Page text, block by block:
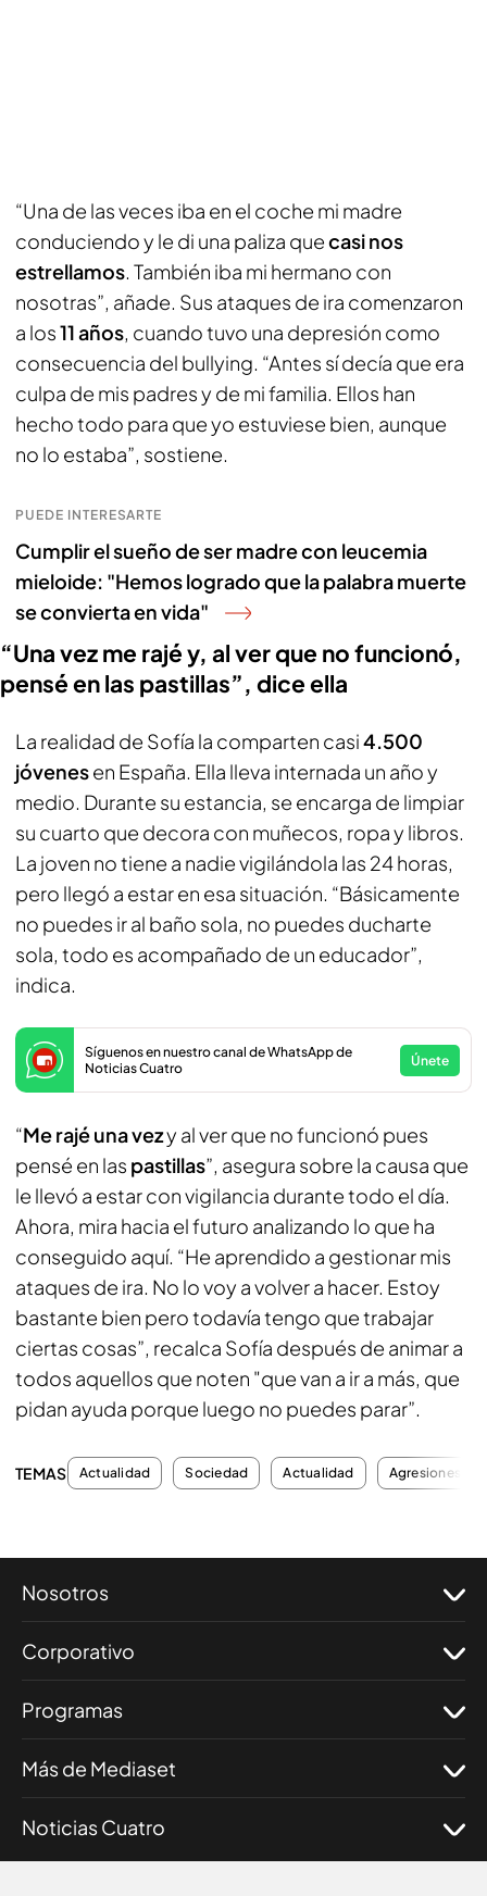
“Una de las veces iba en el coche mi madre
conduciendo y le di una paliza quecasi nos
estrellamos. También iba mi hermano con
nosotras”, añade. Sus ataques de ira comenzaron
a los11 años, cuando tuvo una depresión como
consecuencia del bullying. “Antes sí decía que era
culpa de mis padres y de mi familia. Ellos han
hecho todo para que yo estuviese bien, aunque
no lo estaba”, sostiene.
PUEDE INTERESARTE
Cumplir el sueño de ser madre con leucemia
mieloide: "Hemos logrado que la palabra muerte
se convierta en vida"
“Una vez me rajé y, al ver que no funcionó,
pensé en las pastillas”, dice ella
La realidad de Sofía la comparten casi4.500
jóvenesen España. Ella lleva internada un año y
medio. Durante su estancia, se encarga de limpiar
su cuarto que decora con muñecos, ropa y libros.
La joven no tiene a nadie vigilándola las 24 horas,
pero llegó a estar en esa situación. “Básicamente
no puedes ir al baño sola, no puedes ducharte
sola, todo es acompañado de un educador”,
indica.
Síguenos en nuestro canal de WhatsApp de
Noticias Cuatro
Únete
“Me rajé una vezy al ver que no funcionó pues
pensé en las pastillas”, asegura sobre la causa que
le llevó a estar con vigilancia durante todo el día.
Ahora, mira hacia el futuro analizando lo que ha
conseguido aquí. “He aprendido a gestionar mis
ataques de ira. No lo voy a volver a hacer. Estoy
bastante bien pero todavía tengo que trabajar
ciertas cosas”, recalca Sofía después de animar a
todos aquellos que noten "que van a ir a más, que
pidan ayuda porque luego no puedes parar”.
TEMAS Actualidad Sociedad Actualidad Agresiones
Nosotros
Corporativo
Programas
Más de Mediaset
Noticias Cuatro